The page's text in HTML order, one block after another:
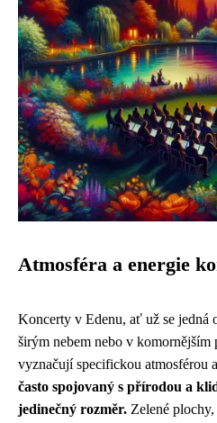
Atmosféra a energie
Koncerty v Edenu, ať už se jedná
širým nebem nebo v komornějším
vyznačují specifickou atmosférou
často spojovaný s přírodou a
jedinečný rozměr. Zelené